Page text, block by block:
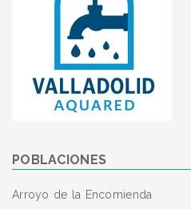
POBLACIONES
Arroyo de la Encomienda